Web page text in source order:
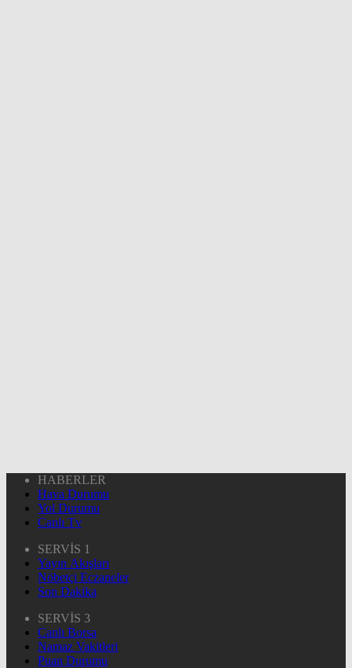
HABERLER
Hava Durumu
Yol Durumu
Canlı Tv
SERVİS 1
Yayın Akışları
Nöbetçi Eczaneler
Son Dakika
SERVİS 3
Canlı Borsa
Namaz Vakitleri
Puan Durumu